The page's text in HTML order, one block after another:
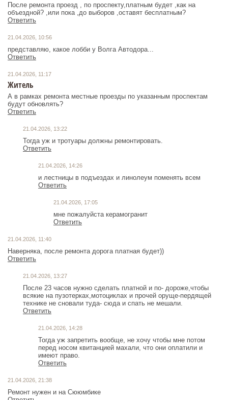
После ремонта проезд , по проспекту,платным будет ,как на
объездной? ,или пока ,до выборов ,оставят бесплатным?
Ответить
21.04.2026, 10:56
представляю, какое лобби у Волга Автодора...
Ответить
21.04.2026, 11:17
Житель
А в рамках ремонта местные проезды по указанным проспектам
будут обновлять?
Ответить
21.04.2026, 13:22
Тогда уж и тротуары должны ремонтировать.
Ответить
21.04.2026, 14:26
и лестницы в подъездах и линолеум поменять всем
Ответить
21.04.2026, 17:05
мне пожалуйста керамогранит
Ответить
21.04.2026, 11:40
Наверняка, после ремонта дорога платная будет))
Ответить
21.04.2026, 13:27
После 23 часов нужно сделать платной и по- дороже,чтобы
всякие на пузотерках,мотоциклах и прочей оруще-пердящей
технике не сновали туда- сюда и спать не мешали.
Ответить
21.04.2026, 14:28
Тогда уж запретить вообще, не хочу чтобы мне потом
перед носом квитанцией махали, что они оплатили и
имеют право.
Ответить
21.04.2026, 21:38
Ремонт нужен и на Сююмбике